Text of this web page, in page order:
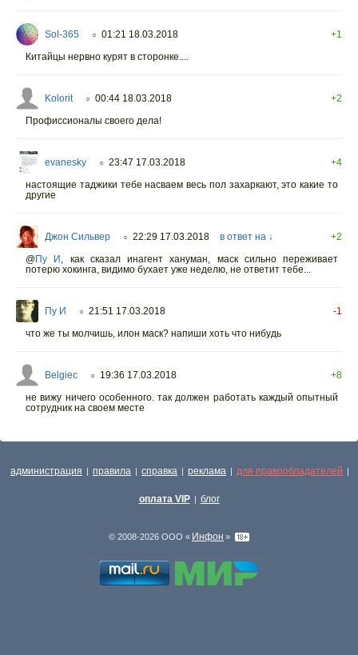
Sol-365 ○ 01:21 18.03.2018
+1
Китайцы нервно курят в сторонке....
Kolorit ○ 00:44 18.03.2018
+2
Профиссионалы своего дела!
evanesky ○ 23:47 17.03.2018
+4
настоящие таджики тебе насваем весь пол захаркают, это какие то
другие
Джон Сильвер ○ 22:29 17.03.2018 в ответ на ↓
+2
@Пу И , как сказал инагент хануман, маск сильно переживает
потерю хокинга, видимо бухает уже неделю, не ответит тебе...
Пу И ○ 21:51 17.03.2018
-1
что же ты молчишь, илон маск? напиши хоть что нибудь
Belgiec ○ 19:36 17.03.2018
+8
не вижу ничего особенного. так должен работать каждый опытный
сотрудник на своем месте
администрация | правила | справка | реклама | для правообладателей |
оплата VIP | блог
© 2008-2026 ООО « Инфон »